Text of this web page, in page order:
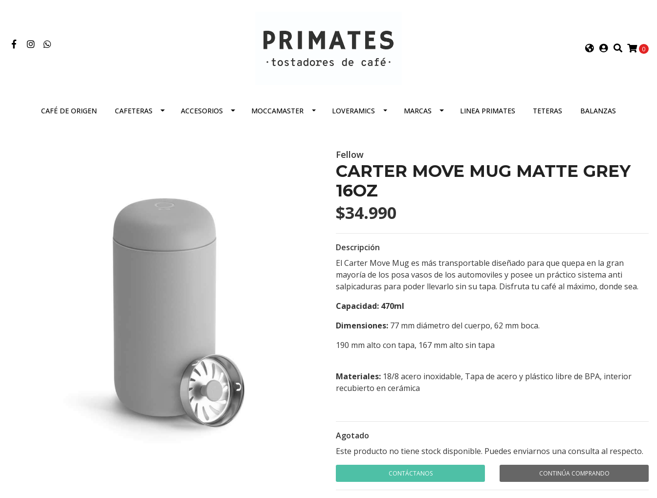
0
CAFÉ DE ORIGEN CAFETERAS ACCESORIOS MOCCAMASTER LOVERAMICS MARCAS LINEA PRIMATES TETERAS BALANZAS
Fellow
CARTER MOVE MUG MATTE GREY
16OZ
$34.990
Descripción
El Carter Move Mug es más transportable diseñado para que quepa en la gran
mayoría de los posa vasos de los automoviles y posee un práctico sistema anti
salpicaduras para poder llevarlo sin su tapa. Disfruta tu café al máximo, donde sea.
Capacidad: 470ml
Dimensiones: 77 mm diámetro del cuerpo, 62 mm boca.
190 mm alto con tapa, 167 mm alto sin tapa
Materiales: 18/8 acero inoxidable, Tapa de acero y plástico libre de BPA, interior
recubierto en cerámica
Agotado
Este producto no tiene stock disponible. Puedes enviarnos una consulta al respecto.
CONTÁCTANOS CONTINÚA COMPRANDO